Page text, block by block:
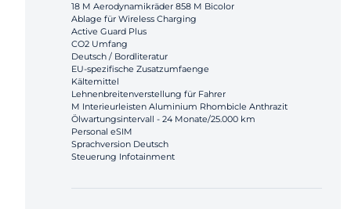
18 M Aerodynamikräder 858 M Bicolor
Ablage für Wireless Charging
Active Guard Plus
CO2 Umfang
Deutsch / Bordliteratur
EU-spezifische Zusatzumfaenge
Kältemittel
Lehnenbreitenverstellung für Fahrer
M Interieurleisten Aluminium Rhombicle Anthrazit
Ölwartungsintervall - 24 Monate/25.000 km
Personal eSIM
Sprachversion Deutsch
Steuerung Infotainment